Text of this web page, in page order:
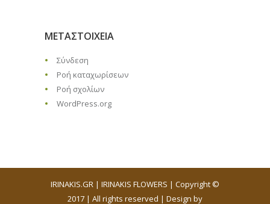
ΜΕΤΑΣΤΟΙΧΕΊΑ
Σύνδεση
Ροή καταχωρίσεων
Ροή σχολίων
WordPress.org
IRINAKIS.GR | IRINAKIS FLOWERS | Copyright ©
2017 | All rights reserved | Design by